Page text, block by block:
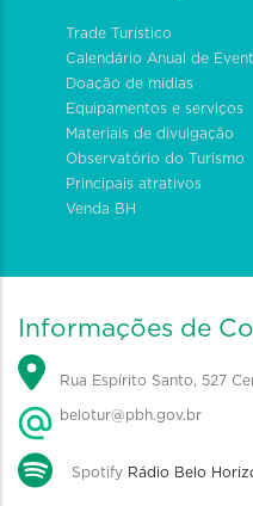
Trade Turístico
Calendário Anual de
Doação de mídias
Equipamentos e serviços
Materiais de divulgação
Observatório do Turismo
Principais atrativos
Venda BH
Informações de
Rua Espírito Santo, 527
belotur@pbh.gov.br
Spotify Rádio Belo